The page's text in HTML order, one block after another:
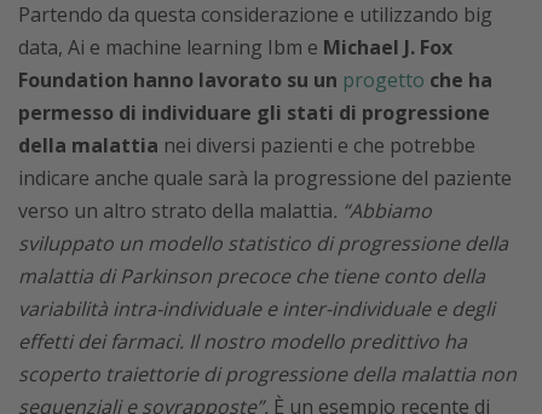
Partendo da questa considerazione e utilizzando big
data, Ai e machine learning Ibm e Michael J. Fox
Foundation hanno lavorato su un progetto che ha
permesso di individuare gli stati di progressione
della malattia nei diversi pazienti e che potrebbe
indicare anche quale sarà la progressione del paziente
verso un altro strato della malattia. “Abbiamo
sviluppato un modello statistico di progressione della
malattia di Parkinson precoce che tiene conto della
variabilità intra-individuale e inter-individuale e degli
effetti dei farmaci. Il nostro modello predittivo ha
scoperto traiettorie di progressione della malattia non
sequenziali e sovrapposte”. È un esempio recente di